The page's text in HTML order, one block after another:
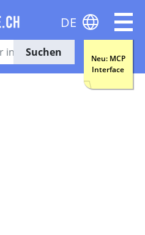
Suchen
Neu: MCP
Interface
DE